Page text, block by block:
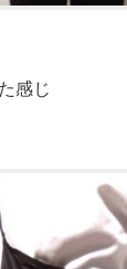
感じ